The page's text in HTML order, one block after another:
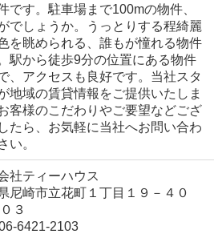
です。駐車場まで100mの物件、
でしょうか。うっとりする程綺麗
を眺められる、誰もが憧れる物件
駅から徒歩9分の位置にある物件
、アクセスも良好です。当社スタ
地域の賃貸情報をご提供いたしま
客様のこだわりやご要望などござ
たら、お気軽に当社へお問い合わ
い。
社ティーハウス
尼崎市立花町１丁目１９－４０
３
6421-2103